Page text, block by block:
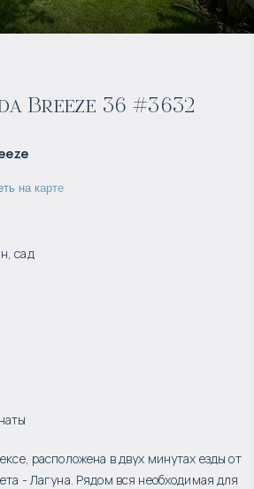
Breeze 36 #3632
на карте
сад
расположена в двух минутах езды от
- Лагуна. Рядом вся необходимая для